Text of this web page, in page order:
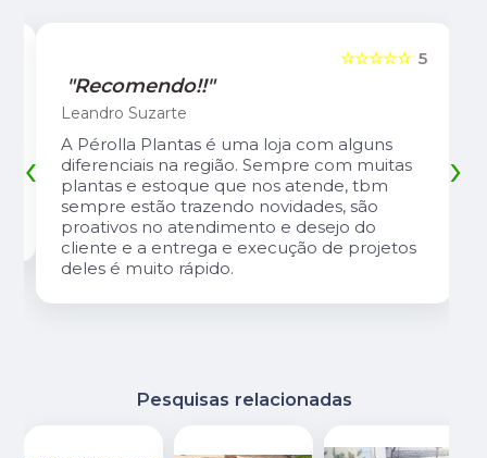
5
☆☆☆☆☆
"Recomendo!!"
Leandro Suzarte
A Pérolla Plantas é uma loja com alguns
diferenciais na região. Sempre com muitas
plantas e estoque que nos atende, tbm
sempre estão trazendo novidades, são
proativos no atendimento e desejo do
cliente e a entrega e execução de projetos
deles é muito rápido.
‹ ›
Pesquisas relacionadas